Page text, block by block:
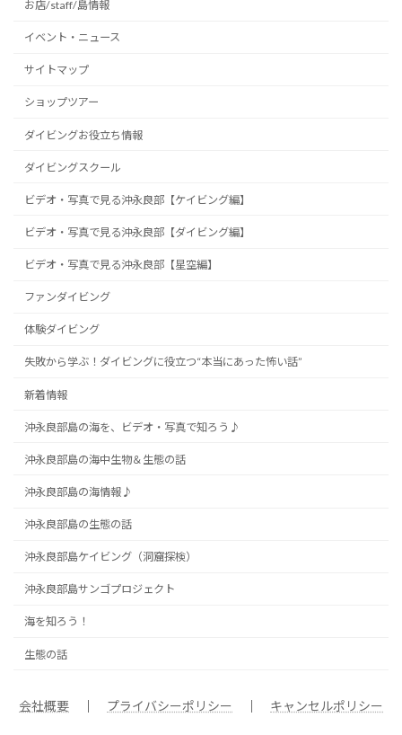
お店/staff/島情報
イベント・ニュース
サイトマップ
ショップツアー
ダイビングお役立ち情報
ダイビングスクール
ビデオ・写真で見る沖永良部【ケイビング編】
ビデオ・写真で見る沖永良部【ダイビング編】
ビデオ・写真で見る沖永良部【星空編】
ファンダイビング
体験ダイビング
失敗から学ぶ！ダイビングに役立つ“本当にあった怖い話”
新着情報
沖永良部島の海を、ビデオ・写真で知ろう♪
沖永良部島の海中生物＆生態の話
沖永良部島の海情報♪
沖永良部島の生態の話
沖永良部島ケイビング（洞窟探検）
沖永良部島サンゴプロジェクト
海を知ろう！
生態の話
会社概要 プライバシーポリシー キャンセルポリシー